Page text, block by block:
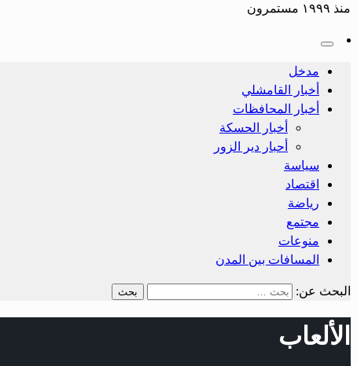
منذ ١٩٩٩ مستمرون
مدخل
أخبار القامشلي
أخبار المحافظات
أخبار الحسكة
أحبار دير الزور
سياسة
اقتصاد
رياضة
مجتمع
منوعات
المسافات بين المدن
البحث عن:
الألعاب